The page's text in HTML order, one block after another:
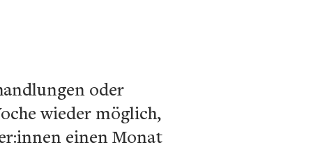
oder
wieder möglich,
einen Monat